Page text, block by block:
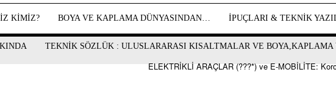
KİMİZ? BOYA VE KAPLAMA DÜNYASINDAN… İPUÇLARI & TEKNIK
TEKNİK SÖZLÜK : ULUSLARARASI KISALTMALAR VE
ELEKTRİKLİ ARAÇLAR (???*) ve E-MOBİLİTE: Korozyon